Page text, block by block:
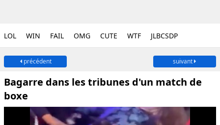
LOL WIN FAIL OMG CUTE WTF JLBCSDP
précédent suivant
Bagarre dans les tribunes d'un match de
boxe